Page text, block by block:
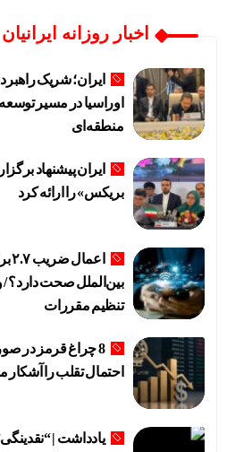
اخبار روزانه ایرانیان
ایران؛ شریک
اوراسیا در مسیر
منطقه‌ای
ایران پیشنهاد
بریکس» را ارائه کرد
بین‌الملل صحت دارد؟
تنظیم مقررات
8 چراغ قرمز در
احتمال تقلب را آشکار
یادداشت |